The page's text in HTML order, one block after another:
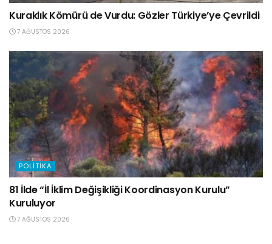
Kuraklık Kömürü de Vurdu: Gözler Türkiye’ye Çevrildi
7 AĞUSTOS 2026
POLITIKA
81 İlde “İl İklim Değişikliği Koordinasyon Kurulu”
Kuruluyor
7 AĞUSTOS 2026